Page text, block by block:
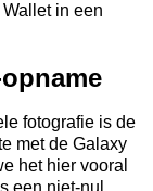
in een
fotografie is de
met de Galaxy
het hier vooral
een niet-nul